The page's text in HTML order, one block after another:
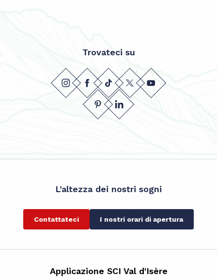
Trovateci su
L’altezza dei nostri sogni
Contattateci I nostri orari di apertura
Applicazione SCI Val d'Isère